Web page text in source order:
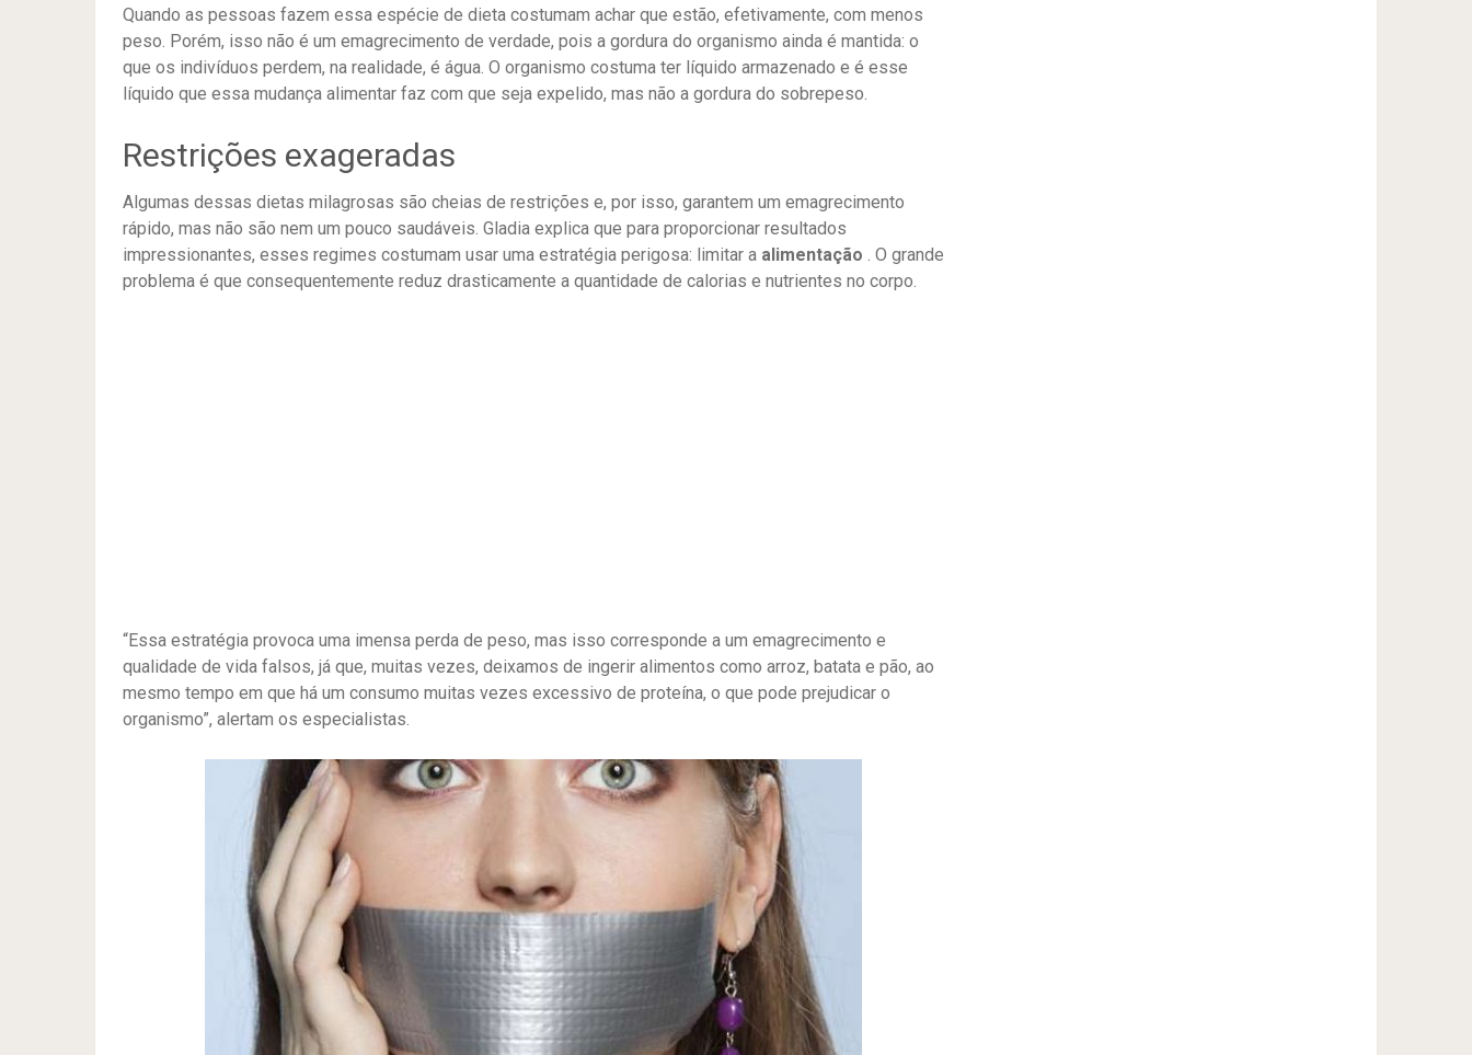
Quando as pessoas fazem essa espécie de dieta costumam achar que estão, efetivamente, com menos
peso. Porém, isso não é um emagrecimento de verdade, pois a gordura do organismo ainda é mantida: o
que os indivíduos perdem, na realidade, é água. O organismo costuma ter líquido armazenado e é esse
líquido que essa mudança alimentar faz com que seja expelido, mas não a gordura do sobrepeso.
Restrições exageradas
Algumas dessas dietas milagrosas são cheias de restrições e, por isso, garantem um emagrecimento
rápido, mas não são nem um pouco saudáveis. Gladia explica que para proporcionar resultados
impressionantes, esses regimes costumam usar uma estratégia perigosa: limitar a alimentação . O grande
problema é que consequentemente reduz drasticamente a quantidade de calorias e nutrientes no corpo.
“Essa estratégia provoca uma imensa perda de peso, mas isso corresponde a um emagrecimento e
qualidade de vida falsos, já que, muitas vezes, deixamos de ingerir alimentos como arroz, batata e pão, ao
mesmo tempo em que há um consumo muitas vezes excessivo de proteína, o que pode prejudicar o
organismo”, alertam os especialistas.